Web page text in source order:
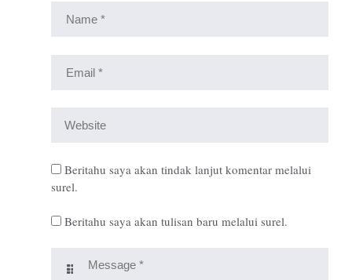
Beritahu saya akan tindak lanjut komentar melalui
surel.
Beritahu saya akan tulisan baru melalui surel.